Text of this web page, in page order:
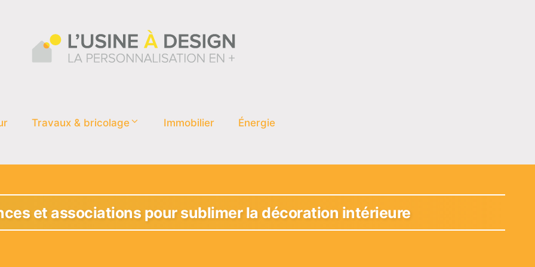
Travaux & bricolage Immobilier Énergie
et associations pour sublimer la décoration intérieure